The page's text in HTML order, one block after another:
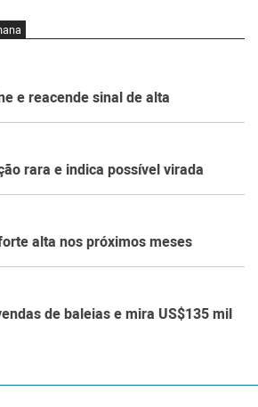
e reacende sinal de alta
rara e indica possível virada
alta nos próximos meses
de baleias e mira US$135 mil